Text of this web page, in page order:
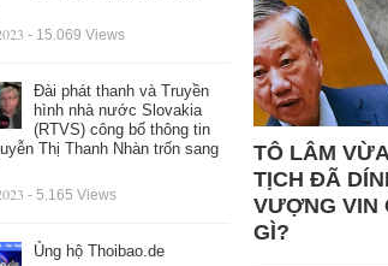
- 15.069 Views
Đài phát thanh và Truyền
hình nhà nước Slovakia
(RTVS) công bố thông tin
Thị Thanh Nhàn trốn sang
- 5.165 Views
Ủng hộ Thoibao.de
TÔ LÂM
TỊCH ĐÃ
VƯỢNG VIN
GÌ?